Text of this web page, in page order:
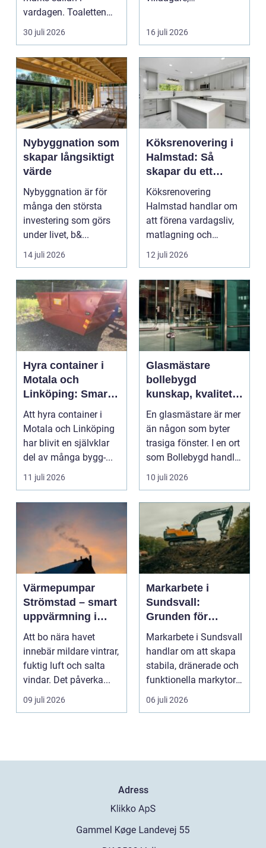
vardagen. Toaletten
spolas, vattnet rinner
undan ...
30 juli 2026
o...
16 juli 2026
Nybyggnation som
skapar långsiktigt
värde
Nybyggnation är för
många den största
investering som görs
under livet, b&...
14 juli 2026
Köksrenovering i
Halmstad: Så
skapar du ett
funktionellt och
trivsamt kök
Köksrenovering
Halmstad handlar om
att förena vardagsliv,
matlagning och
umgänge i et...
12 juli 2026
Hyra container i
Motala och
Linköping: Smart
avfallshantering
för projekt i alla
storlekar
Att hyra container i
Motala och Linköping
har blivit en självklar
del av många bygg-...
11 juli 2026
Glasmästare
bollebygd
kunskap, kvalitet
och smarta
glaslösningar
En glasmästare är mer
än någon som byter
trasiga fönster. I en ort
som Bollebygd handlar
yrket lika ...
10 juli 2026
Värmepumpar
Strömstad – smart
uppvärmning i
kustklimat
Att bo nära havet
innebär mildare vintrar,
fuktig luft och salta
vindar. Det påverka...
09 juli 2026
Markarbete i
Sundsvall:
Grunden för
hållbara hus,
vägar och tomter
Markarbete i Sundsvall
handlar om att skapa
stabila, dränerade och
funktionella markytor
som kl...
06 juli 2026
Adress